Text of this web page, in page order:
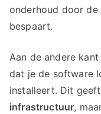
onderhoud door
bespaart.
Aan de andere
dat je de software
installeert. Dit
infrastructuur,